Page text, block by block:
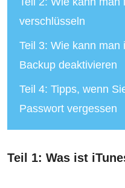
verschlüsseln
Teil 3: Wie kann man
Backup deaktivieren
Teil 4: Tipps, wenn
Passwort vergessen
Teil 1: Was ist